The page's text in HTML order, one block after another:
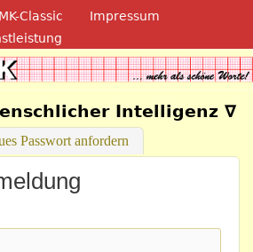
zum Inhalt
MK-Classic
Impressum
Intelligenz ∇
Passwort anfordern